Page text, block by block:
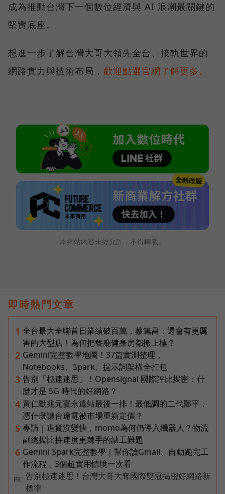
成為推動台灣下一個數位經濟與 AI 浪潮最關鍵的
堅實底座。
想進一步了解台灣大哥大領先全台、接軌世界的
網路實力與技術布局， 歡迎點選官網了解更多。
本網站內容未經允許，不得轉載。
即時熱門文章
1 全台最大全聯首日業績破百萬，蔡篤昌：還會有更厲
害的大型店！為何把餐廳健身房都搬上樓？
2 Gemini完整教學地圖！37篇實測整理，
Notebooks、Spark、提示詞架構全打包
3 告別「極速迷思」！Opensignal 國際評比揭密：什
麼才是 5G 時代的好網路？
4 黃仁勳兆元宴永遠站最後一排！最低調的二代鄭平，
憑什麼讓台達電被市場重新定價？
5 專訪｜進貨沒變快，momo為何仍導入機器人？物流
副總揭比拚速度更棘手的缺工難題
6 Gemini Spark完整教學｜幫你讀Gmail、自動跑完工
作流程，3個超實用情境一次看
PR
告別極速迷思！台灣大哥大奪國際雙冠揭密好網路新
標準